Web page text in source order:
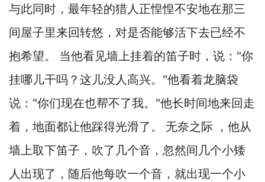
与此同时， 最年轻的猎人正惶惶不安地在那三
间屋子里来回转悠， 对是否能够活下去已经不
抱希望。
当他看见墙上挂着的笛子时， 说："你
挂哪儿干吗？这儿没人高兴。 "他看着龙脑袋
说："你们现在也帮不了我。 "他长时间地来回走
着， 地面都让他踩得光滑了。 无奈之际 ， 他从
墙上取下笛子， 吹了几个音， 忽然间几个小矮
人出现了， 随后他每吹一个音， 就出现一个小